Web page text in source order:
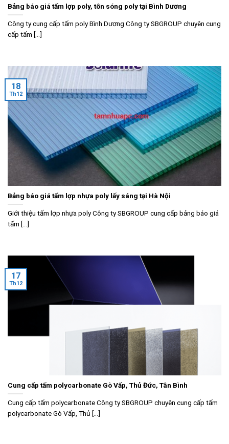
Bảng báo giá tấm lợp poly, tôn sóng poly tại Bình Dương
Công ty cung cấp tấm poly Bình Dương Công ty SBGROUP chuyên cung
cấp tấm [...]
Bảng báo giá tấm lợp nhựa poly lấy sáng tại Hà Nội
Giới thiệu tấm lợp nhựa poly Công ty SBGROUP cung cấp bảng báo giá
tấm [...]
18
Th12
Cung cấp tấm polycarbonate Gò Vấp, Thủ Đức, Tân Bình
Cung cấp tấm polycarbonate Công ty SBGROUP chuyên cung cấp tấm
polycarbonate Gò Vấp, Thủ [...]
17
Th12